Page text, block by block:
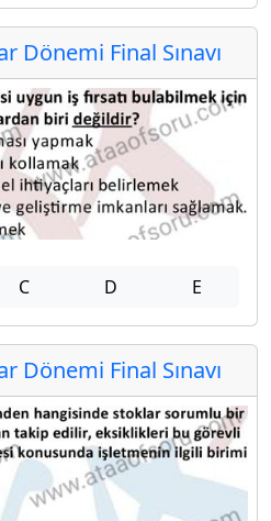
Dönemi Final Sınavı
C D E
Dönemi Final Sınavı